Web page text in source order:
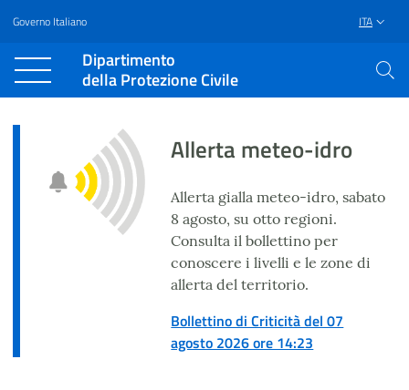
Vai al contenuto principale
Raggiungi il piè di pagina
Governo Italiano ITA
Dipartimento
della Protezione Civile
Allerta meteo-idro
Allerta gialla meteo-idro, sabato
8 agosto, su otto regioni.
Consulta il bollettino per
conoscere i livelli e le zone di
allerta del territorio.
Bollettino di Criticità del 07
agosto 2026 ore 14:23